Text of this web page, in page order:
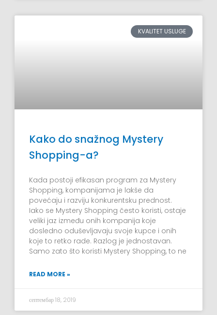
KVALITET USLUGE
Kako do snažnog Mystery
Shopping-a?
Kada postoji efikasan program za Mystery
Shopping, kompanijama je lakše da
povećaju i razviju konkurentsku prednost.
Iako se Mystery Shopping često koristi, ostaje
veliki jaz između onih kompanija koje
dosledno oduševljavaju svoje kupce i onih
koje to retko rade. Razlog je jednostavan.
Samo zato što koristi Mystery Shopping, to ne
READ MORE »
септембар 18, 2019